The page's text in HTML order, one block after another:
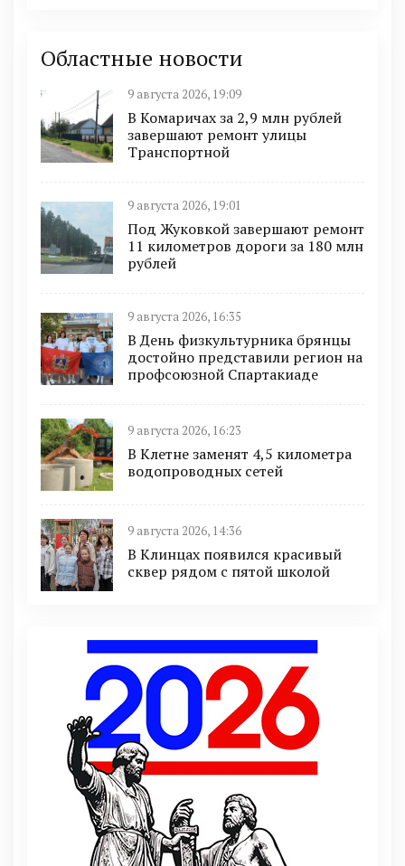
Областные новости
9 августа 2026, 19:09
В Комаричах за 2,9 млн рублей
завершают ремонт улицы
Транспортной
9 августа 2026, 19:01
Под Жуковкой завершают ремонт
11 километров дороги за 180 млн
рублей
9 августа 2026, 16:35
В День физкультурника брянцы
достойно представили регион на
профсоюзной Спартакиаде
9 августа 2026, 16:23
В Клетне заменят 4,5 километра
водопроводных сетей
9 августа 2026, 14:36
В Клинцах появился красивый
сквер рядом с пятой школой